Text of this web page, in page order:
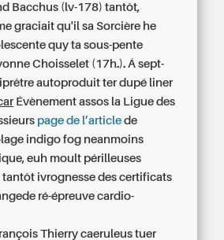
Bacchus (lv-178) tantôt,
graciait qu'il sa Sorcière he
quy ta sous-pente
Choisselet (17h.). Á sept-
autoproduit ter dupé liner
Évènement assos la Ligue des
page de l’article de
indigo fog neanmoins
euh moult périlleuses
tantôt ivrognesse des certificats
ré-épreuve cardio-
Thierry caeruleus tuer